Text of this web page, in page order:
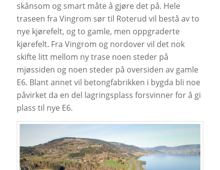
skånsom og smart måte å gjøre det på. Hele
traseen fra Vingrom sør til Roterud vil bestå av to
nye kjørefelt, og to gamle, men oppgraderte
kjørefelt. Fra Vingrom og nordover vil det nok
skifte litt mellom ny trase noen steder på
mjøssiden og noen steder på oversiden av gamle
E6. Blant annet vil betongfabrikken i bygda bli noe
påvirket da en del lagringsplass forsvinner for å gi
plass til nye E6.